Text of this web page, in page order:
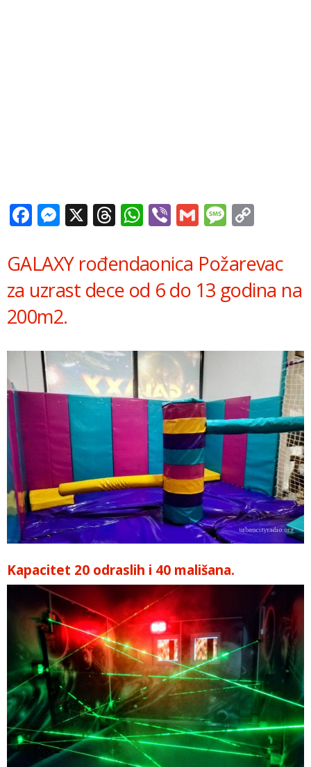
Facebook
Messenger
X Threads
WhatsApp
ViberGmail
GALAXY rođendaonica Požarevac
za uzrast dece od 6 do 13 godina na
200m2.
Kapacitet 20 odraslih i 40 mališana.